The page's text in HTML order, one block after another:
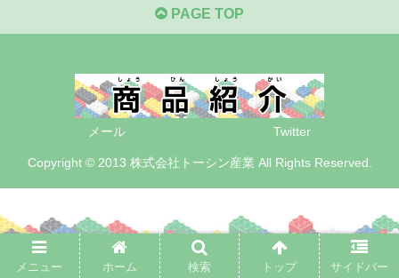
PAGE TOP
メール Twitter
Copyright © 2013 株式会社トーシン産業 All Rights Reserved.
メニュー ホーム 検索 トップ サイドバー